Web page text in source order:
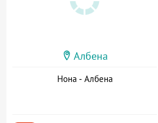
Албена
Нона - Албена